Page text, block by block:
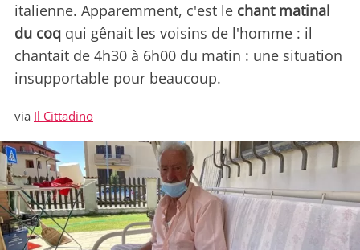
italienne. Apparemment, c'est le chant matinal
du coq qui gênait les voisins de l'homme : il
chantait de 4h30 à 6h00 du matin : une situation
insupportable pour beaucoup.
via Il Cittadino